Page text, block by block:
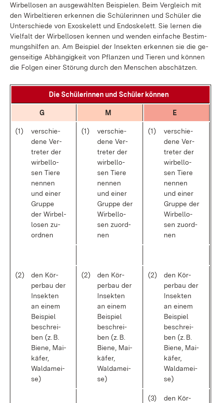
Wir­bel­lo­sen an aus­ge­wähl­ten Bei­spie­len. Beim Ver­gleich mit
den Wir­bel­tie­ren er­ken­nen die Schü­le­rin­nen und Schü­ler die
Un­ter­schie­de von Exo­s­ke­lett und En­do­s­ke­lett. Sie ler­nen die
Viel­falt der Wir­bel­lo­sen ken­nen und wen­den ein­fa­che Be­stim­
mungs­hil­fen an. Am Bei­spiel der In­sek­ten er­ken­nen sie die ge­
gen­sei­ti­ge Ab­hän­gig­keit von Pflan­zen und Tie­ren und kön­nen
die Fol­gen ei­ner Stö­rung durch den Men­schen ab­schät­zen.
Die Schü­le­rin­nen und Schü­ler kön­nen
G M E
(1)
ver­schie­
de­ne Ver­
tre­ter der
wir­bel­lo­
sen Tie­re
nen­nen
und ei­ner
Grup­pe
der Wir­bel­
lo­sen zu­
ord­nen
(1)
ver­schie­
de­ne Ver­
tre­ter der
wir­bel­lo­
sen Tie­re
nen­nen
und ei­ner
Grup­pe der
Wir­bel­lo­
sen zu­ord­
nen
(1)
ver­schie­
de­ne Ver­
tre­ter der
wir­bel­lo­
sen Tie­re
nen­nen
und ei­ner
Grup­pe der
Wir­bel­lo­
sen zu­ord­
nen
(2)
den Kör­
per­bau der
In­sek­ten
an ei­nem
Bei­spiel
be­schrei­
ben (z. B.
Bie­ne, Mai­
kä­fer,
Walda­mei­
se)
(2)
den Kör­
per­bau der
In­sek­ten
an ei­nem
Bei­spiel
be­schrei­
ben (z. B.
Bie­ne, Mai­
kä­fer,
Walda­mei­
se)
(2)
den Kör­
per­bau der
In­sek­ten
an ei­nem
Bei­spiel
be­schrei­
ben (z. B.
Bie­ne, Mai­
kä­fer,
Walda­mei­
se)
(3)
den Kör­